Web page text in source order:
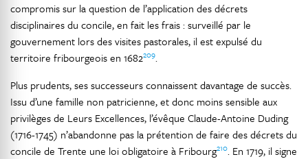
compromis sur la question de l’application des décrets
disciplinaires du concile, en fait les frais : surveillé par le
gouvernement lors des visites pastorales, il est expulsé du
territoire fribourgeois en 1682209.
Plus prudents, ses successeurs connaissent davantage de succès.
Issu d’une famille non patricienne, et donc moins sensible aux
privilèges de Leurs Excellences, l’évêque Claude-Antoine Duding
(1716-1745) n’abandonne pas la prétention de faire des décrets du
concile de Trente une loi obligatoire à Fribourg210. En 1719, il signe